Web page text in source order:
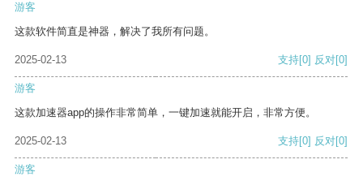
游客
这款软件简直是神器，解决了我所有问题。
2025-02-13 支持[0] 反对[0]
游客
这款加速器app的操作非常简单，一键加速就能开启，非常方便。
2025-02-13 支持[0] 反对[0]
游客